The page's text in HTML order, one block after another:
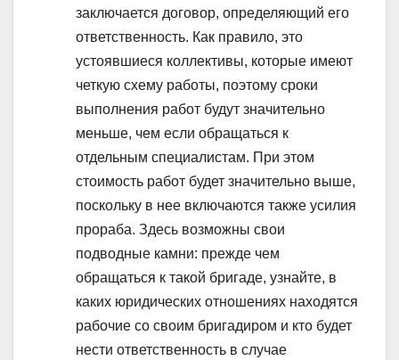
заключается договор, определяющий его
ответственность. Как правило, это
устоявшиеся коллективы, которые имеют
четкую схему работы, поэтому сроки
выполнения работ будут значительно
меньше, чем если обращаться к
отдельным специалистам. При этом
стоимость работ будет значительно выше,
поскольку в нее включаются также усилия
прораба. Здесь возможны свои
подводные камни: прежде чем
обращаться к такой бригаде, узнайте, в
каких юридических отношениях находятся
рабочие со своим бригадиром и кто будет
нести ответственность в случае